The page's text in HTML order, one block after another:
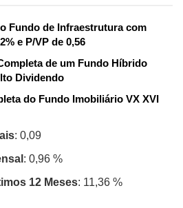
Fundo de Infraestrutura com
e P/VP de 0,56
de um Fundo Híbrido
Dividendo
do Fundo Imobiliário VX XVI
: 0,09
: 0,96 %
12 Meses: 11,36 %